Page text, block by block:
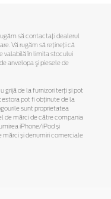
să contactaţi dealerul
Vă rugăm să reţineţi că
valabilă în limita stocului
anvelopa şi piesele de
grijă de la furnizori terți și pot
pot fi obținute de la
sunt proprietatea
de mărci de către compania
iPhone/iPod și
mărci și denumiri comerciale